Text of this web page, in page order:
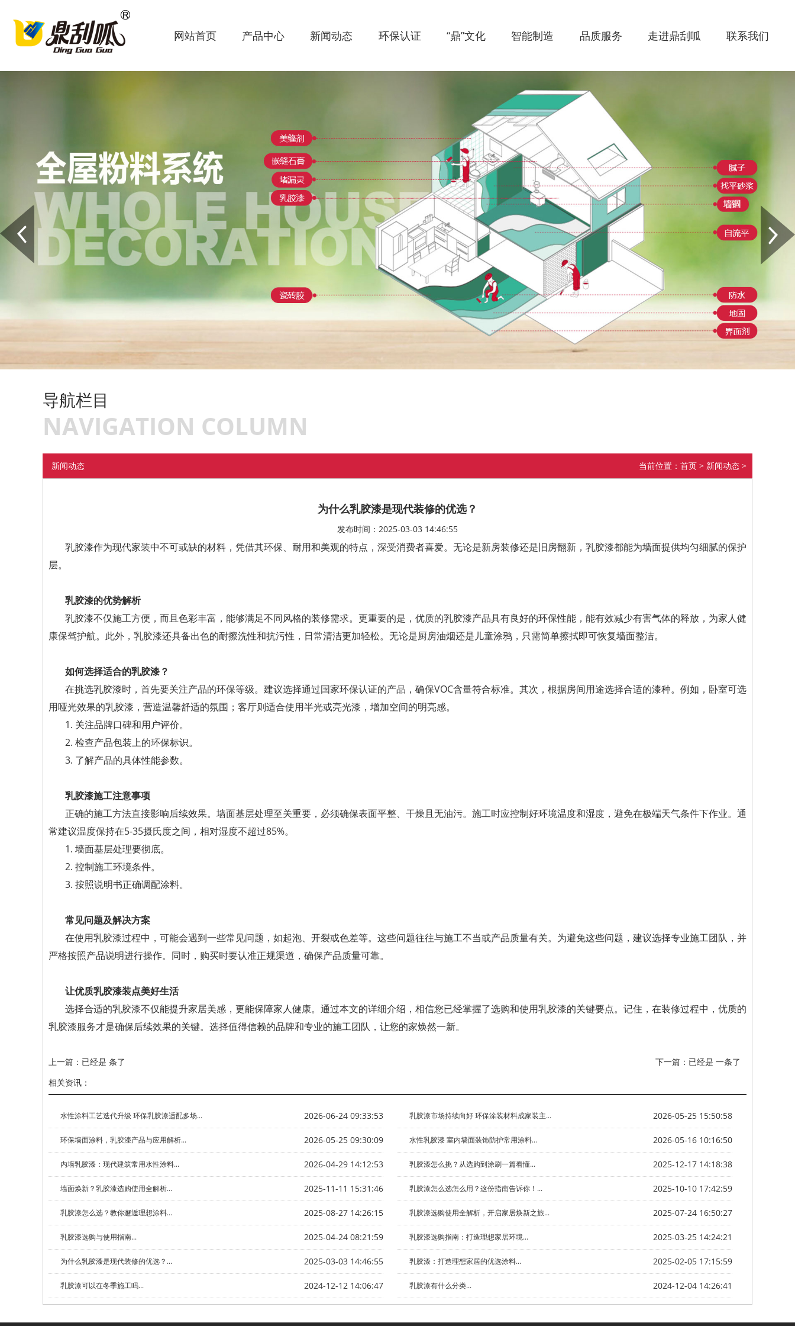
网站首页 产品中心 新闻动态 环保认证 “鼎”文化 智能制造 品质服务 走进鼎刮呱 联系我们
Next
导航栏目
NAVIGATION COLUMN
当前位置： 首页 > 新闻动态 >
新闻动态
为什么乳胶漆是现代装修的优选？
发布时间：2025-03-03 14:46:55
乳胶漆作为现代家装中不可或缺的材料，凭借其环保、耐用和美观的特点，深受消费者喜爱。无论是新房装修还是旧房翻新，乳胶漆都能为墙面提供均匀细腻的保护
层。
乳胶漆的优势解析
乳胶漆不仅施工方便，而且色彩丰富，能够满足不同风格的装修需求。更重要的是，优质的乳胶漆产品具有良好的环保性能，能有效减少有害气体的释放，为家人健
康保驾护航。此外，乳胶漆还具备出色的耐擦洗性和抗污性，日常清洁更加轻松。无论是厨房油烟还是儿童涂鸦，只需简单擦拭即可恢复墙面整洁。
如何选择适合的乳胶漆？
在挑选乳胶漆时，首先要关注产品的环保等级。建议选择通过国家环保认证的产品，确保VOC含量符合标准。其次，根据房间用途选择合适的漆种。例如，卧室可选
用哑光效果的乳胶漆，营造温馨舒适的氛围；客厅则适合使用半光或亮光漆，增加空间的明亮感。
1. 关注品牌口碑和用户评价。
2. 检查产品包装上的环保标识。
3. 了解产品的具体性能参数。
乳胶漆施工注意事项
正确的施工方法直接影响后续效果。墙面基层处理至关重要，必须确保表面平整、干燥且无油污。施工时应控制好环境温度和湿度，避免在极端天气条件下作业。通
常建议温度保持在5-35摄氏度之间，相对湿度不超过85%。
1. 墙面基层处理要彻底。
2. 控制施工环境条件。
3. 按照说明书正确调配涂料。
常见问题及解决方案
在使用乳胶漆过程中，可能会遇到一些常见问题，如起泡、开裂或色差等。这些问题往往与施工不当或产品质量有关。为避免这些问题，建议选择专业施工团队，并
严格按照产品说明进行操作。同时，购买时要认准正规渠道，确保产品质量可靠。
让优质乳胶漆装点美好生活
选择合适的乳胶漆不仅能提升家居美感，更能保障家人健康。通过本文的详细介绍，相信您已经掌握了选购和使用乳胶漆的关键要点。记住，在装修过程中，优质的
乳胶漆服务才是确保后续效果的关键。选择值得信赖的品牌和专业的施工团队，让您的家焕然一新。
上一篇：已经是 条了
下一篇：已经是 一条了
相关资讯：
2026-06-24 09:33:53
水性涂料工艺迭代升级 环保乳胶漆适配多场... 2026-05-25 15:50:58
乳胶漆市场持续向好 环保涂装材料成家装主...
2026-05-25 09:30:09
环保墙面涂料，乳胶漆产品与应用解析... 2026-05-16 10:16:50
水性乳胶漆 室内墙面装饰防护常用涂料...
2026-04-29 14:12:53
内墙乳胶漆：现代建筑常用水性涂料... 2025-12-17 14:18:38
乳胶漆怎么挑？从选购到涂刷一篇看懂...
2025-11-11 15:31:46
墙面焕新？乳胶漆选购使用全解析... 2025-10-10 17:42:59
乳胶漆怎么选怎么用？这份指南告诉你！...
2025-08-27 14:26:15
乳胶漆怎么选？教你邂逅理想涂料... 2025-07-24 16:50:27
乳胶漆选购使用全解析，开启家居焕新之旅...
2025-04-24 08:21:59
乳胶漆选购与使用指南... 2025-03-25 14:24:21
乳胶漆选购指南：打造理想家居环境...
2025-03-03 14:46:55
为什么乳胶漆是现代装修的优选？... 2025-02-05 17:15:59
乳胶漆：打造理想家居的优选涂料...
2024-12-12 14:06:47
乳胶漆可以在冬季施工吗... 2024-12-04 14:26:41
乳胶漆有什么分类...